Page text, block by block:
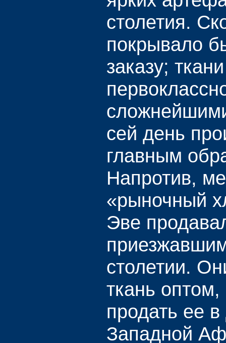
столетия.
покрывало
заказу; ткани
сей день
главным
Напротив,
«рыночный
Эве
столетии.
ткань
продать ее в
Западной